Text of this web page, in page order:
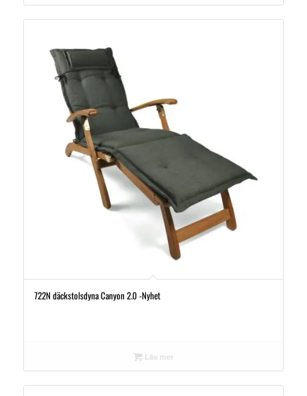
722N däckstolsdyna Canyon 2.0 -Nyhet
Läs mer